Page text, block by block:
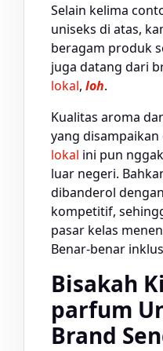
Selain kelima
uniseks di atas,
beragam produk
juga datang dari
lokal, loh.
Kualitas aroma
yang
lokal ini pun
luar negeri.
dibanderol
kompetitif,
pasar kelas
Benar-benar
Bisakah
parfum
Brand